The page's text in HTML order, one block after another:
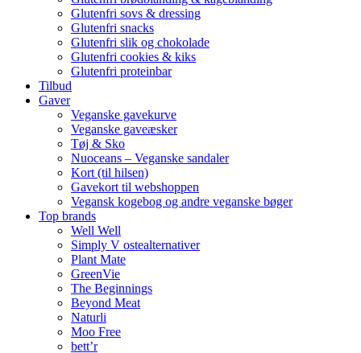
Glutenfri sovs & dressing
Glutenfri snacks
Glutenfri slik og chokolade
Glutenfri cookies & kiks
Glutenfri proteinbar
Tilbud
Gaver
Veganske gavekurve
Veganske gaveæsker
Tøj & Sko
Nuoceans – Veganske sandaler
Kort (til hilsen)
Gavekort til webshoppen
Vegansk kogebog og andre veganske bøger
Top brands
Well Well
Simply V ostealternativer
Plant Mate
GreenVie
The Beginnings
Beyond Meat
Naturli
Moo Free
bett’r